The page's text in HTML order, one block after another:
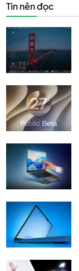
Tin nên đọc